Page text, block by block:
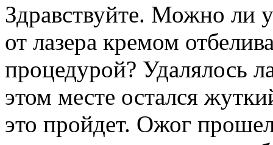
Здравствуйте. Можно ли
от лазера кремом
процедурой? Удалялось
этом месте остался
это пройдет. Ожог